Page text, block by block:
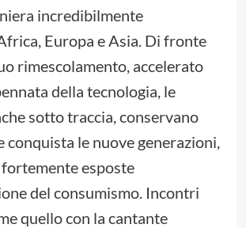
incredibilmente
Europa e Asia. Di fronte
rimescolamento, accelerato
della tecnologia, le
sotto traccia, conservano
conquista le nuove generazioni,
esposte
del consumismo. Incontri
quello con la cantante